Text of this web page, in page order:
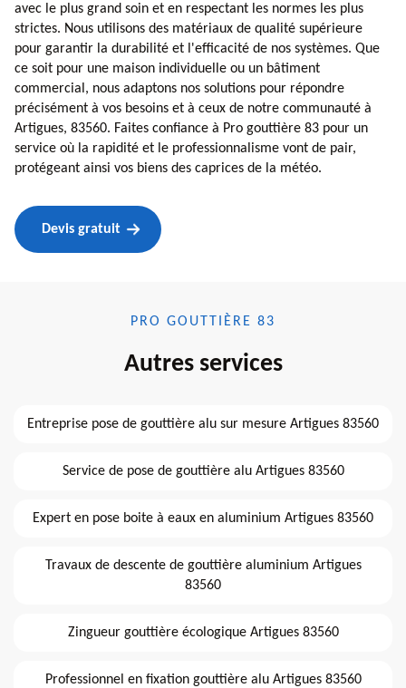
avec le plus grand soin et en respectant les normes les plus
strictes. Nous utilisons des matériaux de qualité supérieure
pour garantir la durabilité et l'efficacité de nos systèmes. Que
ce soit pour une maison individuelle ou un bâtiment
commercial, nous adaptons nos solutions pour répondre
précisément à vos besoins et à ceux de notre communauté à
Artigues, 83560. Faites confiance à Pro gouttière 83 pour un
service où la rapidité et le professionnalisme vont de pair,
protégeant ainsi vos biens des caprices de la météo.
Devis gratuit
PRO GOUTTIÈRE 83
Autres services
Entreprise pose de gouttière alu sur mesure Artigues 83560
Service de pose de gouttière alu Artigues 83560
Expert en pose boite à eaux en aluminium Artigues 83560
Travaux de descente de gouttière aluminium Artigues
83560
Zingueur gouttière écologique Artigues 83560
Professionnel en fixation gouttière alu Artigues 83560